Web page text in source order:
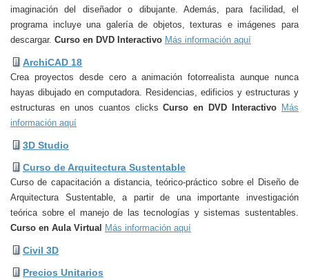
imaginación del diseñador o dibujante. Además, para facilidad, el
programa incluye una galería de objetos, texturas e imágenes para
descargar. Curso en DVD Interactivo Más información aquí
ArchiCAD 18
Crea proyectos desde cero a animación fotorrealista aunque nunca
hayas dibujado en computadora. Residencias, edificios y estructuras y
estructuras en unos cuantos clicksCurso en DVD Interactivo Más
información aquí
3D Studio
Curso de Arquitectura Sustentable
Curso de capacitación a distancia, teórico-práctico sobre el Diseño de
Arquitectura Sustentable, a partir de una importante investigación
teórica sobre el manejo de las tecnologías y sistemas sustentables.
Curso en Aula Virtual Más información aquí
Civil 3D
Precios Unitarios